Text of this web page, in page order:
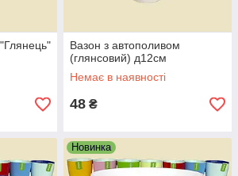
"Глянець"
Вазон з автополивом
(глянсовий) д12см
Немає в наявності
48 ₴
Новинка